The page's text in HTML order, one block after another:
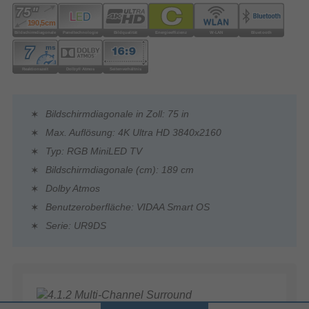
Bildschirmdiagonale in Zoll: 75 in
Max. Auflösung: 4K Ultra HD 3840x2160
Typ: RGB MiniLED TV
Bildschirmdiagonale (cm): 189 cm
Dolby Atmos
Benutzeroberfläche: VIDAA Smart OS
Serie: UR9DS